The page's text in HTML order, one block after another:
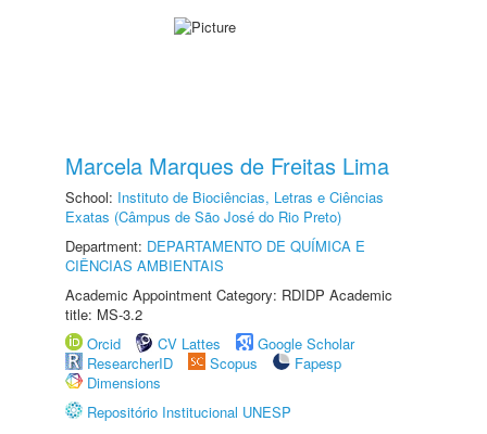
Marcela Marques de Freitas Lima
School: Instituto de Biociências, Letras e Ciências
Exatas (Câmpus de São José do Rio Preto)
Department: DEPARTAMENTO DE QUÍMICA E
CIÊNCIAS AMBIENTAIS
Academic Appointment Category: RDIDP Academic
title: MS-3.2
Orcid
CV Lattes
Google Scholar
ResearcherID
Scopus
Fapesp
Dimensions
Repositório Institucional UNESP